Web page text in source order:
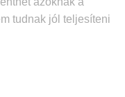
tudnak jól teljesíteni